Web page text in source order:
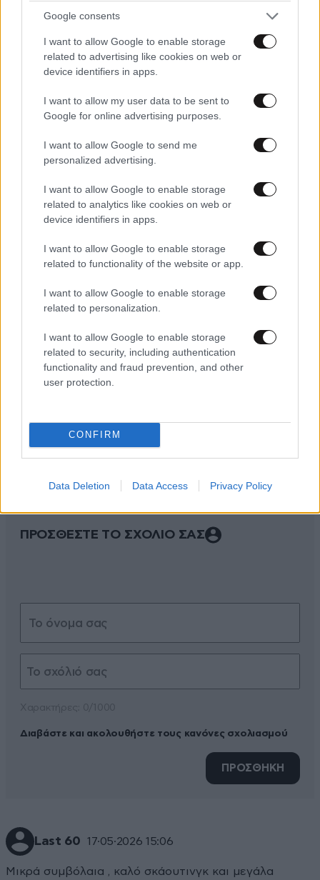
Google consents
I want to allow Google to enable storage
related to advertising like cookies on web or
device identifiers in apps.
I want to allow my user data to be sent to
Google for online advertising purposes.
I want to allow Google to send me
personalized advertising.
I want to allow Google to enable storage
related to analytics like cookies on web or
device identifiers in apps.
I want to allow Google to enable storage
related to functionality of the website or app.
I want to allow Google to enable storage
related to personalization.
I want to allow Google to enable storage
related to security, including authentication
functionality and fraud prevention, and other
user protection.
CONFIRM
Data Deletion Data Access Privacy Policy
Τζογάρει ο Νίστρουπ, άλλο Κοπεγχάγη κι άλλο
Παναθηναϊκός – Αδικεί Έλληνα άσο!
Ακολουθήστε τοNEWSBEASTστο
Google News
και μάθετε πρώτοι όλες τις ειδήσεις
ΣΧΌΛΙΑ ΑΝΑΓΝΩΣΤΏΝ
ΠΡΟΣΘΕΣΤΕ ΤΟ ΣΧΟΛΙΟ ΣΑΣ
Διαβάστε και ακολουθήστε τους κανόνες σχολιασμού
ΠΡΟΣΘΗΚΗ
Last 60 17·05·2026 15:06
Μικρά συμβόλαια , καλό σκάουτινγκ και μεγάλα